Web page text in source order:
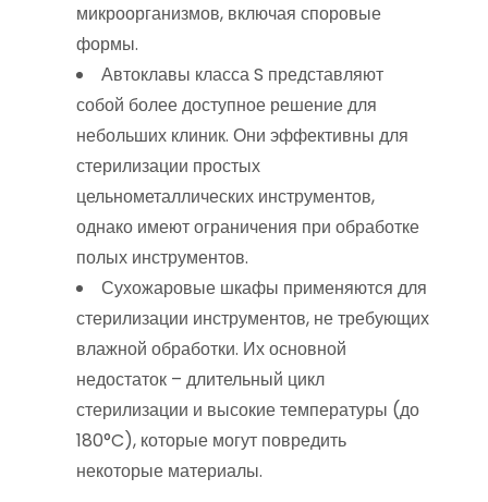
микроорганизмов, включая споровые
формы.
Автоклавы класса S представляют
собой более доступное решение для
небольших клиник. Они эффективны для
стерилизации простых
цельнометаллических инструментов,
однако имеют ограничения при обработке
полых инструментов.
Сухожаровые шкафы применяются для
стерилизации инструментов, не требующих
влажной обработки. Их основной
недостаток – длительный цикл
стерилизации и высокие температуры (до
180°C), которые могут повредить
некоторые материалы.